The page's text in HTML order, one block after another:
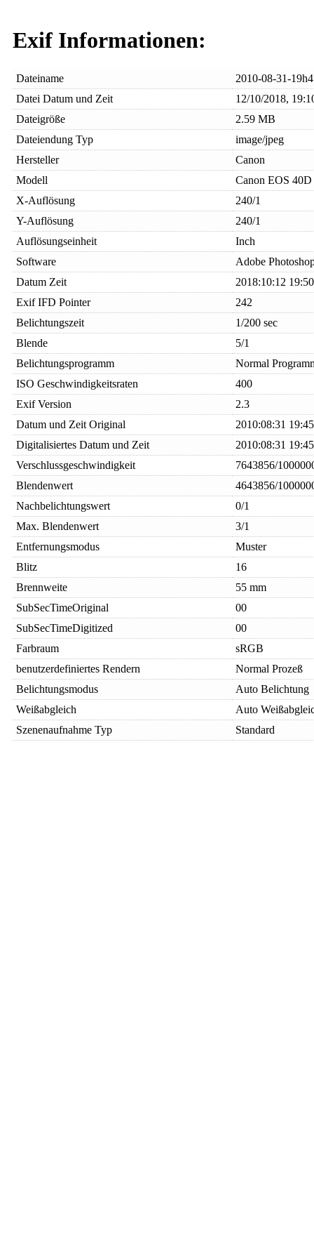
Exif Informationen:
Dateiname
2010-08-31-
Datei Datum und Zeit
12/10/2018,
Dateigröße
2.59 MB
Dateiendung Typ
image/jpeg
Hersteller
Canon
Modell
Canon EOS 40D
X-Auflösung
240/1
Y-Auflösung
240/1
Auflösungseinheit
Inch
Software
Adobe
Datum Zeit
2018:10:12
Exif IFD Pointer
242
Belichtungszeit
1/200 sec
Blende
5/1
Belichtungsprogramm
Normal
ISO Geschwindigkeitsraten
400
Exif Version
2.3
Datum und Zeit Original
2010:08:31
Digitalisiertes Datum und Zeit
2010:08:31
Verschlussgeschwindigkeit
7643856/
Blendenwert
4643856/
Nachbelichtungswert
0/1
Max. Blendenwert
3/1
Entfernungsmodus
Muster
Blitz
16
Brennweite
55 mm
SubSecTimeOriginal
00
SubSecTimeDigitized
00
Farbraum
sRGB
benutzerdefiniertes Rendern
Normal Prozeß
Belichtungsmodus
Auto Belichtung
Weißabgleich
Auto
Szenenaufnahme Typ
Standard